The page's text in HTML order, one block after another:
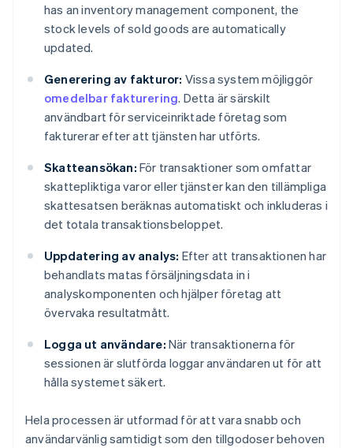
has an inventory management component, the
stock levels of sold goods are automatically
updated.
Generering av fakturor: Vissa system möjliggör
omedelbar fakturering. Detta är särskilt
användbart för serviceinriktade företag som
fakturerar efter att tjänsten har utförts.
Skatteansökan: För transaktioner som omfattar
skattepliktiga varor eller tjänster kan den tillämpliga
skattesatsen beräknas automatiskt och inkluderas i
det totala transaktionsbeloppet.
Uppdatering av analys: Efter att transaktionen har
behandlats matas försäljningsdata in i
analyskomponenten och hjälper företag att
övervaka resultatmått.
Logga ut användare: När transaktionerna för
sessionen är slutförda loggar användaren ut för att
hålla systemet säkert.
Hela processen är utformad för att vara snabb och
användarvänlig samtidigt som den tillgodoser behoven